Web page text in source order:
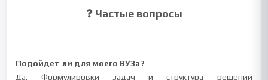
❓ Частые вопросы
Подойдет ли для моего ВУЗа?
Да. Формулировки задач и структура решений